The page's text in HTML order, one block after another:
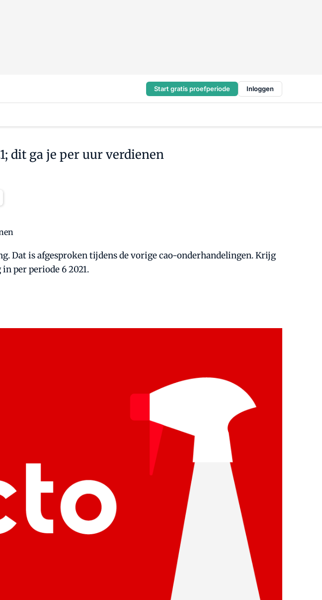
Start gratis proefperiode Inloggen
dit ga je per uur verdienen
Dat is afgesproken tijdens de vorige cao-onderhandelingen. Krijg
per periode 6 2021.